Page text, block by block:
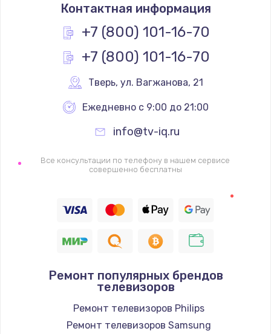
900 руб.
Заказать
900 руб.
Заказать
Не работает
1400 руб.
Восстановление цепи питания, пайка
Заказать
Программный ремонт/прошивка
Контактная информация
+7 (800) 101-16-70
+7 (800) 101-16-70
Тверь, ул. Вагжанова, 21
Ежедневно с 9:00 до 21:00
info@tv-iq.ru
Все консультации по телефону в нашем сервисе
совершенно бесплатны
Ремонт популярных брендов
телевизоров
Ремонт телевизоров Philips
Ремонт телевизоров Samsung